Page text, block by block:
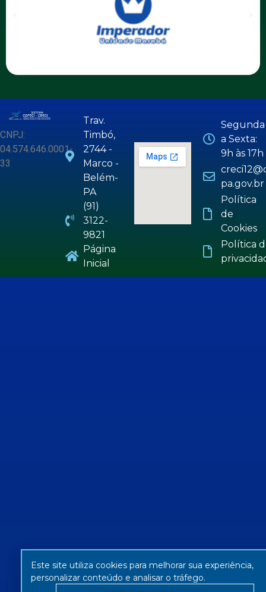
CNPJ:
04.574.646.0001-
33
Trav.
Timbó,
2744 -
Marco -
Belém-
PA
(91)
3122-
9821
Página
Inicial
Segunda
a Sexta:
9h às 17h
pa.gov.br
Política
de
Cookies
Política
Este site utiliza cookies para melhorar sua experiência,
personalizar conteúdo e analisar o tráfego.